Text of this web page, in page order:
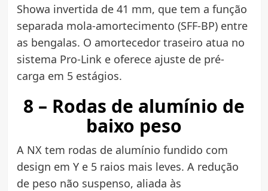
Showa invertida de 41 mm, que tem a função
separada mola-amortecimento (SFF-BP) entre
as bengalas. O amortecedor traseiro atua no
sistema Pro-Link e oferece ajuste de pré-
carga em 5 estágios.
8 – Rodas de alumínio de
baixo peso
A NX tem rodas de alumínio fundido com
design em Y e 5 raios mais leves. A redução
de peso não suspenso, aliada às